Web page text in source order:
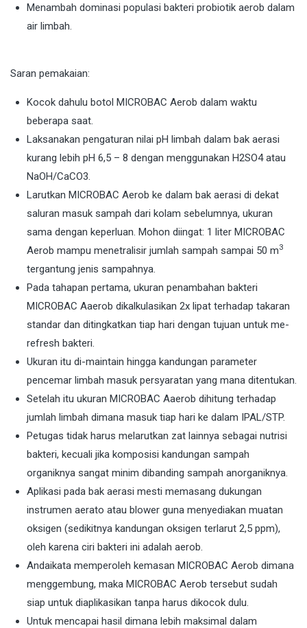
Menambah dominasi populasi bakteri probiotik aerob dalam
air limbah.
Saran pemakaian:
Kocok dahulu botol MICROBAC Aerob dalam waktu
beberapa saat.
Laksanakan pengaturan nilai pH limbah dalam bak aerasi
kurang lebih pH 6,5 – 8 dengan menggunakan H2SO4 atau
NaOH/CaCO3.
Larutkan MICROBAC Aerob ke dalam bak aerasi di dekat
saluran masuk sampah dari kolam sebelumnya, ukuran
sama dengan keperluan. Mohon diingat: 1 liter MICROBAC
Aerob mampu menetralisir jumlah sampah sampai 50 m3
tergantung jenis sampahnya.
Pada tahapan pertama, ukuran penambahan bakteri
MICROBAC Aaerob dikalkulasikan 2x lipat terhadap takaran
standar dan ditingkatkan tiap hari dengan tujuan untuk me-
refresh bakteri.
Ukuran itu di-maintain hingga kandungan parameter
pencemar limbah masuk persyaratan yang mana ditentukan.
Setelah itu ukuran MICROBAC Aaerob dihitung terhadap
jumlah limbah dimana masuk tiap hari ke dalam IPAL/STP.
Petugas tidak harus melarutkan zat lainnya sebagai nutrisi
bakteri, kecuali jika komposisi kandungan sampah
organiknya sangat minim dibanding sampah anorganiknya.
Aplikasi pada bak aerasi mesti memasang dukungan
instrumen aerato atau blower guna menyediakan muatan
oksigen (sedikitnya kandungan oksigen terlarut 2,5 ppm),
oleh karena ciri bakteri ini adalah aerob.
Andaikata memperoleh kemasan MICROBAC Aerob dimana
menggembung, maka MICROBAC Aerob tersebut sudah
siap untuk diaplikasikan tanpa harus dikocok dulu.
Untuk mencapai hasil dimana lebih maksimal dalam